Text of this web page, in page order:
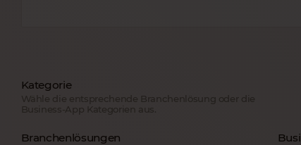
Kategorie
Wähle die entsprechende Branchenlösung oder die
Business-App Kategorien aus.
Branchenlösungen